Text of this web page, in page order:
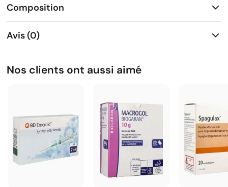
Composition
Avis (0)
Nos clients ont aussi aimé